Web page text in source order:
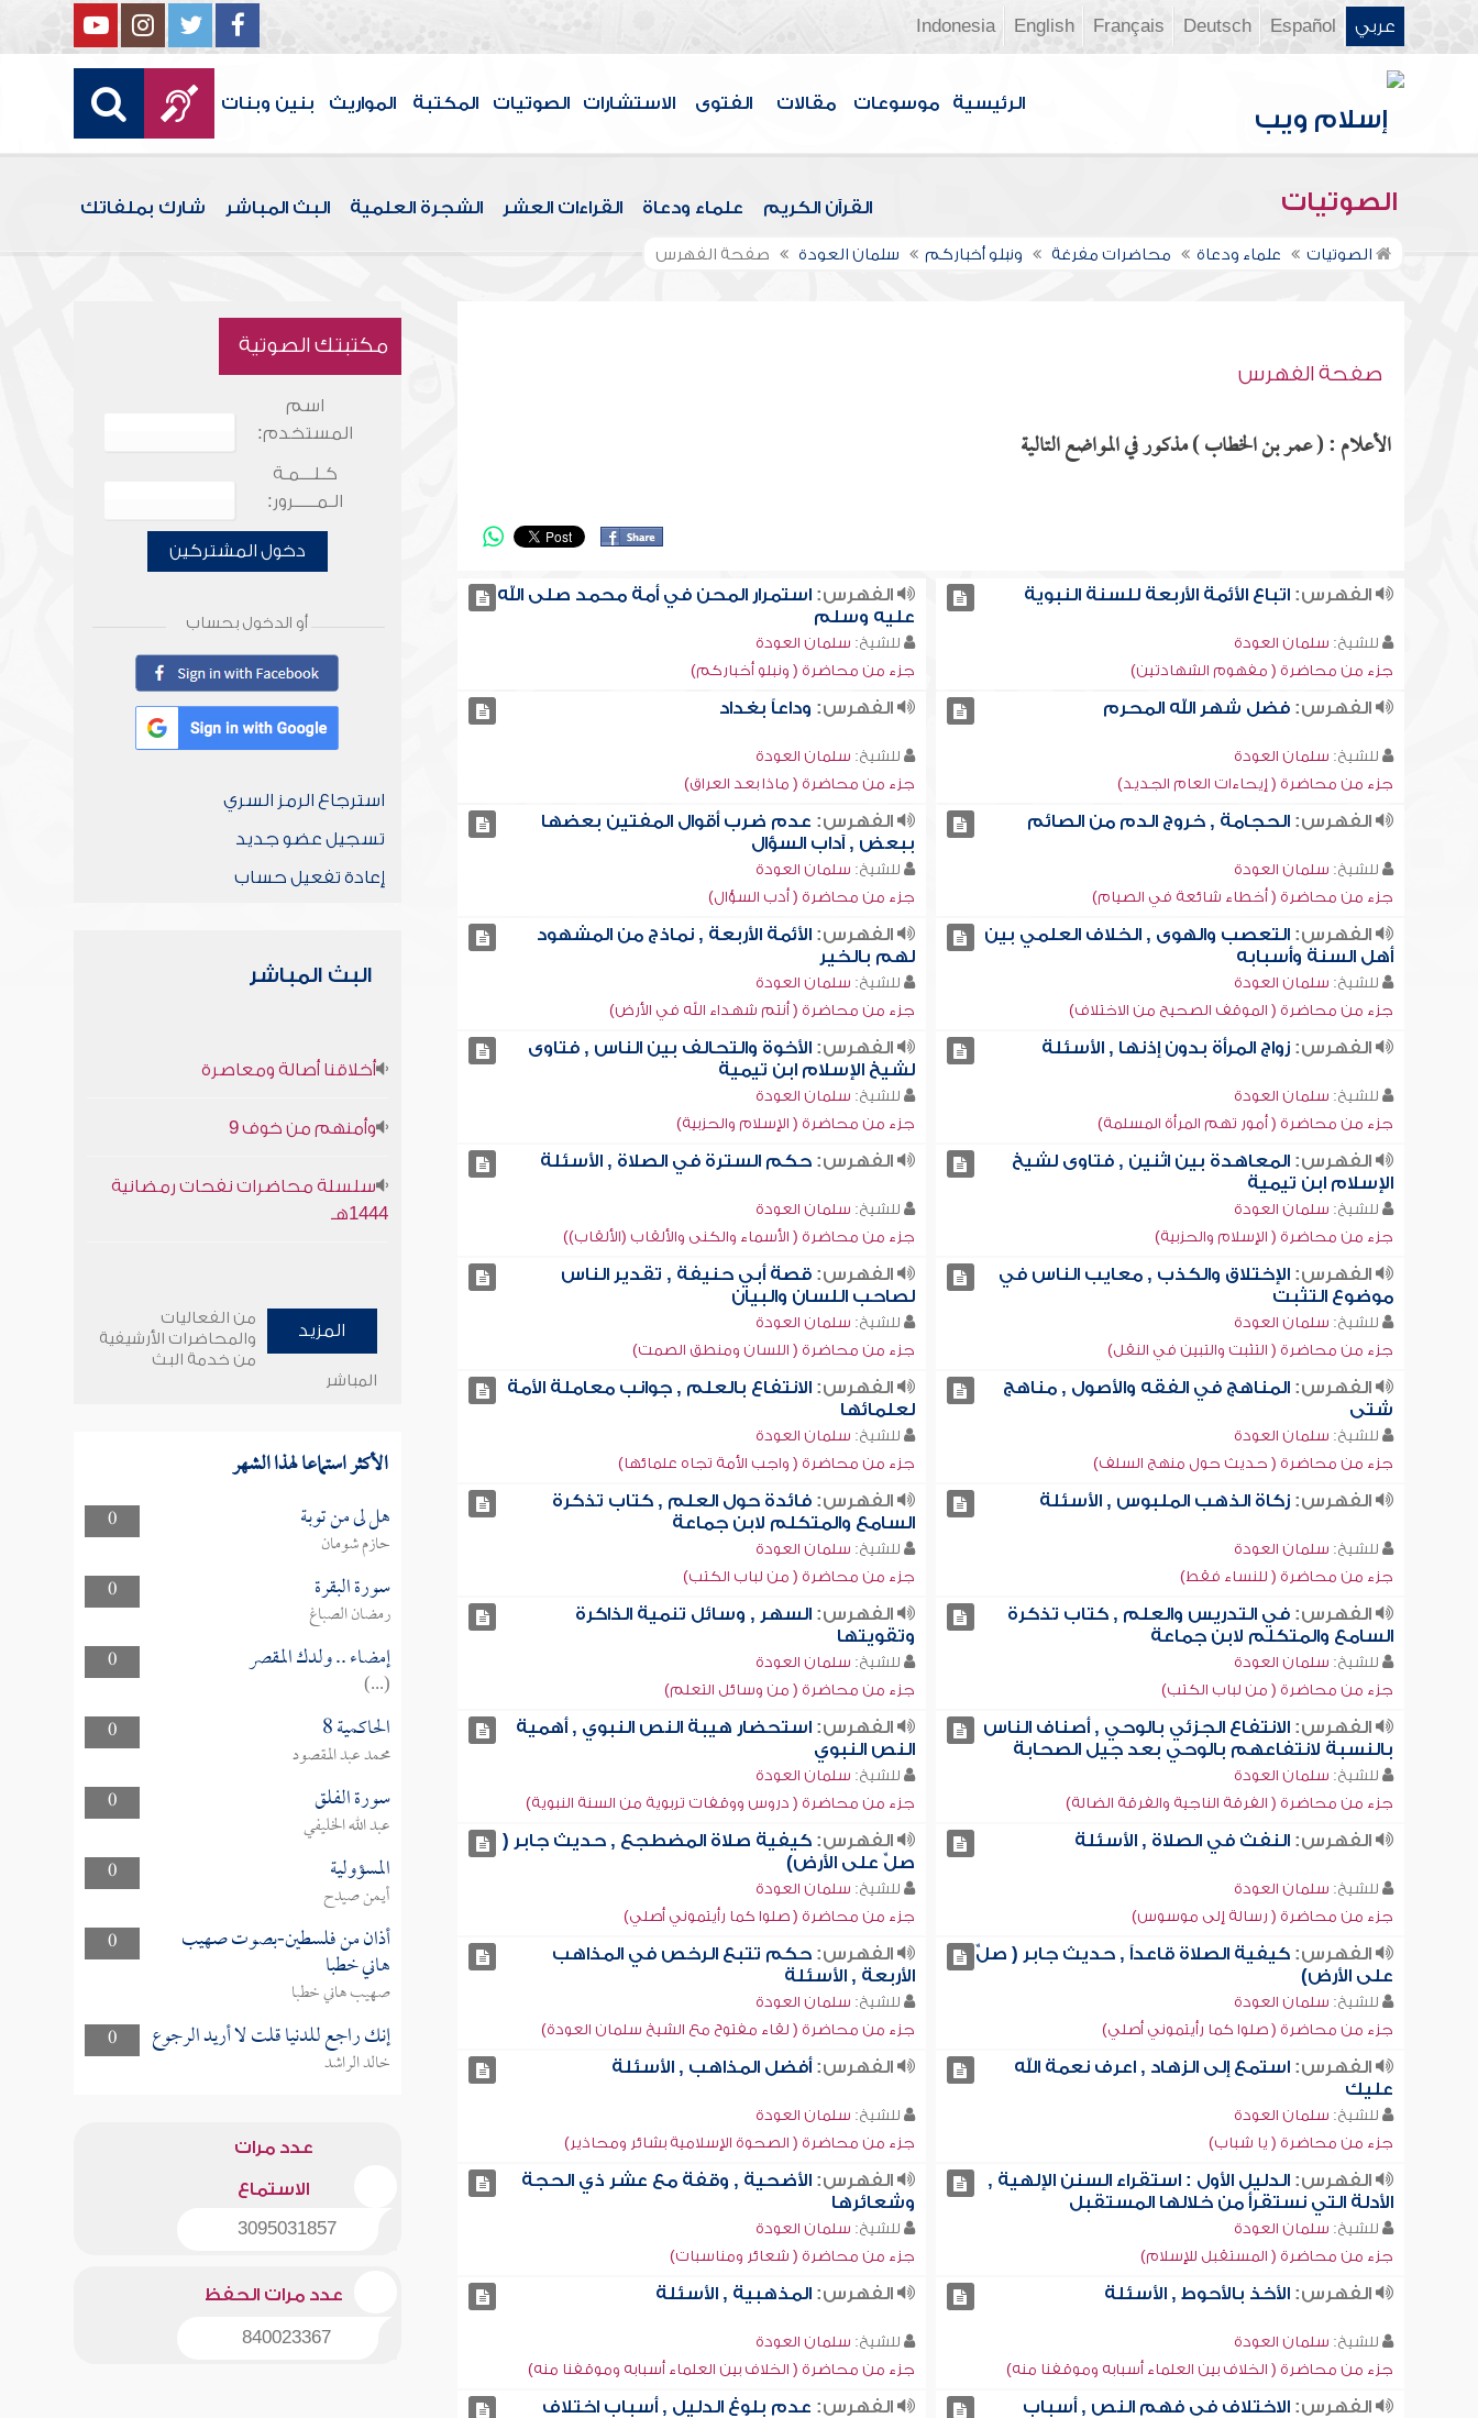
عربي Español
Deutsch
Français
English
Indonesia
الرئيسية موسوعات مقالات الفتوى الاستشارات الصوتيات المكتبة المواريث بنين وبنات
الصوتيات القرآن الكريم علماء ودعاة القراءات العشر الشجرة العلمية البث المباشر شارك بملفاتك
الصوتيات علماء ودعاة محاضرات مفرغة ونبلو أخباركم سلمان العودة صفحة الفهرس
صفحة الفهرس
الأعلام : ( عمر بن الخطاب ) مذكور في المواضع التالية
الفهرس:اتباع الأئمة الأربعة للسنة النبوية
للشيخ: سلمان العودة
جزء من محاضرة ( مفهوم الشهادتين)
الفهرس: استمرار المحن في أمة محمد صلى الله
عليه وسلم
للشيخ: سلمان العودة
جزء من محاضرة ( ونبلو أخباركم)
الفهرس:فضل شهر الله المحرم
للشيخ: سلمان العودة
جزء من محاضرة ( إيحاءات العام الجديد)
الفهرس: وداعاً بغداد
للشيخ: سلمان العودة
جزء من محاضرة ( ماذا بعد العراق)
الفهرس:الحجامة , خروج الدم من الصائم
للشيخ: سلمان العودة
جزء من محاضرة ( أخطاء شائعة في الصيام)
الفهرس: عدم ضرب أقوال المفتين بعضها
ببعض , آداب السؤال
للشيخ: سلمان العودة
جزء من محاضرة ( أدب السؤال)
الفهرس:التعصب والهوى , الخلاف العلمي بين
أهل السنة وأسبابه
للشيخ: سلمان العودة
جزء من محاضرة ( الموقف الصحيح من الاختلاف)
الفهرس: الأئمة الأربعة , نماذج من المشهود
لهم بالخير
للشيخ: سلمان العودة
جزء من محاضرة ( أنتم شهداء الله في الأرض)
الفهرس:زواج المرأة بدون إذنها , الأسئلة
للشيخ: سلمان العودة
جزء من محاضرة ( أمور تهم المرأة المسلمة)
الفهرس: الأخوة والتحالف بين الناس , فتاوى
لشيخ الإسلام ابن تيمية
للشيخ: سلمان العودة
جزء من محاضرة ( الإسلام والحزبية)
الفهرس:المعاهدة بين اثنين , فتاوى لشيخ
الإسلام ابن تيمية
للشيخ: سلمان العودة
جزء من محاضرة ( الإسلام والحزبية)
الفهرس: حكم السترة في الصلاة , الأسئلة
للشيخ: سلمان العودة
جزء من محاضرة ( الأسماء والكنى والألقاب (الألقاب))
الفهرس:الإختلاق والكذب , معايب الناس في
موضوع التثبت
للشيخ: سلمان العودة
جزء من محاضرة ( التثبت والتبين في النقل)
الفهرس: قصة أبي حنيفة , تقدير الناس
لصاحب اللسان والبيان
للشيخ: سلمان العودة
جزء من محاضرة ( اللسان ومنطق الصمت)
الفهرس:المناهج في الفقه والأصول , مناهج
شتى
للشيخ: سلمان العودة
جزء من محاضرة ( حديث حول منهج السلف)
الفهرس: الانتفاع بالعلم , جوانب معاملة الأمة
لعلمائها
للشيخ: سلمان العودة
جزء من محاضرة ( واجب الأمة تجاه علمائها)
الفهرس:زكاة الذهب الملبوس , الأسئلة
للشيخ: سلمان العودة
جزء من محاضرة ( للنساء فقط)
الفهرس: فائدة حول العلم , كتاب تذكرة
السامع والمتكلم لابن جماعة
للشيخ: سلمان العودة
جزء من محاضرة ( من لباب الكتب)
الفهرس:في التدريس والعلم , كتاب تذكرة
السامع والمتكلم لابن جماعة
للشيخ: سلمان العودة
جزء من محاضرة ( من لباب الكتب)
الفهرس: السهر , وسائل تنمية الذاكرة
وتقويتها
للشيخ: سلمان العودة
جزء من محاضرة ( من وسائل التعلم)
الفهرس:الانتفاع الجزئي بالوحي , أصناف الناس
بالنسبة لانتفاعهم بالوحي بعد جيل الصحابة
للشيخ: سلمان العودة
جزء من محاضرة ( الفرقة الناجية والفرقة الضالة)
الفهرس: استحضار هيبة النص النبوي , أهمية
النص النبوي
للشيخ: سلمان العودة
جزء من محاضرة ( دروس ووقفات تربوية من السنة النبوية)
الفهرس:النفث في الصلاة , الأسئلة
للشيخ: سلمان العودة
جزء من محاضرة ( رسالة إلى موسوس)
الفهرس: كيفية صلاة المضطجع , حديث جابر (
صلِّ على الأرض)
للشيخ: سلمان العودة
جزء من محاضرة ( صلوا كما رأيتموني أصلي)
الفهرس:كيفية الصلاة قاعداً , حديث جابر ( صلِّ
على الأرض)
للشيخ: سلمان العودة
جزء من محاضرة ( صلوا كما رأيتموني أصلي)
الفهرس: حكم تتبع الرخص في المذاهب
الأربعة , الأسئلة
للشيخ: سلمان العودة
جزء من محاضرة ( لقاء مفتوح مع الشيخ سلمان العودة)
الفهرس:استمع إلى الزهاد , اعرف نعمة الله
عليك
للشيخ: سلمان العودة
جزء من محاضرة ( يا شباب)
الفهرس: أفضل المذاهب , الأسئلة
للشيخ: سلمان العودة
جزء من محاضرة ( الصحوة الإسلامية بشائر ومحاذير)
الفهرس:الدليل الأول : استقراء السنن الإلهية ,
الأدلة التي نستقرأ من خلالها المستقبل
للشيخ: سلمان العودة
جزء من محاضرة ( المستقبل للإسلام)
الفهرس: الأضحية , وقفة مع عشر ذي الحجة
وشعائرها
للشيخ: سلمان العودة
جزء من محاضرة ( شعائر ومناسبات)
الفهرس:الأخذ بالأحوط , الأسئلة
للشيخ: سلمان العودة
جزء من محاضرة ( الخلاف بين العلماء أسبابه وموقفنا منه)
الفهرس: المذهبية , الأسئلة
للشيخ: سلمان العودة
جزء من محاضرة ( الخلاف بين العلماء أسبابه وموقفنا منه)
الفهرس:الاختلاف في فهم النص , أسباب
الفهرس: عدم بلوغ الدليل , أسباب اختلاف
مكتبتك الصوتية
اسم
المستخدم:
كـلـــمـة
الـمـــــرور:
دخول المشتركين
أو الدخول بحساب
استرجاع الرمز السري
تسجيل عضو جديد
إعادة تفعيل حساب
البث المباشر
أخلاقنا أصالة ومعاصرة
وأمنهم من خوف 9
سلسلة محاضرات نفحات رمضانية
1444هـ
المزيد
من الفعاليات
والمحاضرات الأرشيفية
من خدمة البث
المباشر
الأكثر استماعا لهذا الشهر
0 هل لى من توبة
حازم شومان
0
سورة البقرة
رمضان الصباغ
0
إمضاء .. ولدك المقصر
(...)
0
الحاكمية 8
محمد عبد المقصود
0
سورة الفلق
عبد الله الخليفي
0
المسؤولية
أيمن صيدح
0
أذان من فلسطين-بصوت صهيب
هاني خطبا
صهيب هاني خطبا
0
إنك راجع للدنيا قلت لا أريد الرجوع
خالد الراشد
عدد مرات
الاستماع
3095031857
عدد مرات الحفظ
840023367